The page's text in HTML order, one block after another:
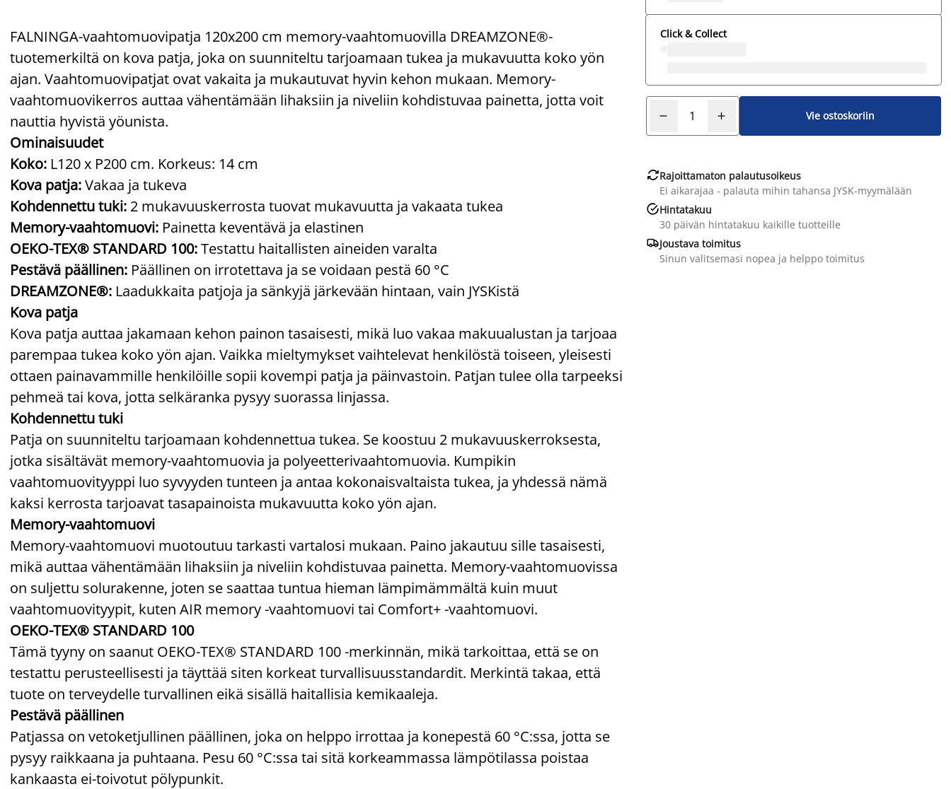
FALNINGA-vaahtomuovipatja 120x200 cm memory-vaahtomuovilla DREAMZONE®-
tuotemerkiltä on kova patja, joka on suunniteltu tarjoamaan tukea ja mukavuutta koko yön
ajan. Vaahtomuovipatjat ovat vakaita ja mukautuvat hyvin kehon mukaan. Memory-
vaahtomuovikerros auttaa vähentämään lihaksiin ja niveliin kohdistuvaa painetta, jotta voit
nauttia hyvistä yöunista.
Ominaisuudet
Koko: L120 x P200 cm. Korkeus: 14 cm
Kova patja:Vakaa ja tukeva
Kohdennettu tuki: 2 mukavuuskerrosta tuovat mukavuutta ja vakaata tukea
Memory-vaahtomuovi: Painetta keventävä ja elastinen
OEKO-TEX® STANDARD 100:Testattu haitallisten aineiden varalta
Pestävä päällinen: Päällinen on irrotettava ja se voidaan pestä 60 °C
DREAMZONE®: Laadukkaita patjoja ja sänkyjä järkevään hintaan, vain JYSKistä
Kova patja
Kova patja auttaa jakamaan kehon painon tasaisesti, mikä luo vakaa makuualustan ja tarjoaa
parempaa tukea koko yön ajan. Vaikka mieltymykset vaihtelevat henkilöstä toiseen, yleisesti
ottaen painavammille henkilöille sopii kovempi patja ja päinvastoin. Patjan tulee olla tarpeeksi
pehmeä tai kova, jotta selkäranka pysyy suorassa linjassa.
Kohdennettu tuki
Patja on suunniteltu tarjoamaan kohdennettua tukea. Se koostuu 2 mukavuuskerroksesta,
jotka sisältävät memory-vaahtomuovia ja polyeetterivaahtomuovia. Kumpikin
vaahtomuovityyppi luo syvyyden tunteen ja antaa kokonaisvaltaista tukea, ja yhdessä nämä
kaksi kerrosta tarjoavat tasapainoista mukavuutta koko yön ajan.
Memory-vaahtomuovi
Memory-vaahtomuovi muotoutuu tarkasti vartalosi mukaan. Paino jakautuu sille tasaisesti,
mikä auttaa vähentämään lihaksiin ja niveliin kohdistuvaa painetta. Memory-vaahtomuovissa
on suljettu solurakenne, joten se saattaa tuntua hieman lämpimämmältä kuin muut
vaahtomuovityypit, kuten AIR memory -vaahtomuovi tai Comfort+ -vaahtomuovi.
OEKO-TEX® STANDARD 100
Tämä tyyny on saanut OEKO-TEX® STANDARD 100 -merkinnän, mikä tarkoittaa, että se on
testattu perusteellisesti ja täyttää siten korkeat turvallisuusstandardit. Merkintä takaa, että
tuote on terveydelle turvallinen eikä sisällä haitallisia kemikaaleja.
Pestävä päällinen
Patjassa on vetoketjullinen päällinen, joka on helppo irrottaa ja konepestä 60 °C:ssa, jotta se
pysyy raikkaana ja puhtaana. Pesu 60 °C:ssa tai sitä korkeammassa lämpötilassa poistaa
kankaasta ei-toivotut pölypunkit.
Click & Collect
Vie ostoskoriin
Rajoittamaton palautusoikeus
Ei aikarajaa - palauta mihin tahansa JYSK-myymälään
Hintatakuu
30 päivän hintatakuu kaikille tuotteille
Joustava toimitus
Sinun valitsemasi nopea ja helppo toimitus